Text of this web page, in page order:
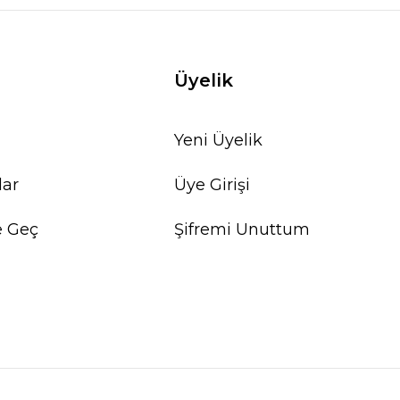
Geç
Üyelik
Yeni Üyelik
Üye Girişi
Şifremi Unuttum